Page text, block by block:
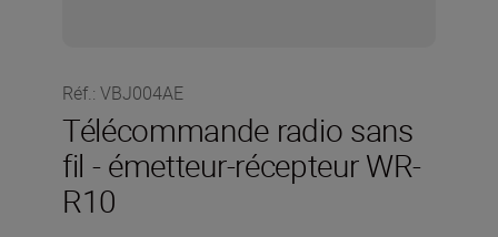
Réf.: VBJ004AE
Télécommande radio sans
fil - émetteur-récepteur WR-
R10